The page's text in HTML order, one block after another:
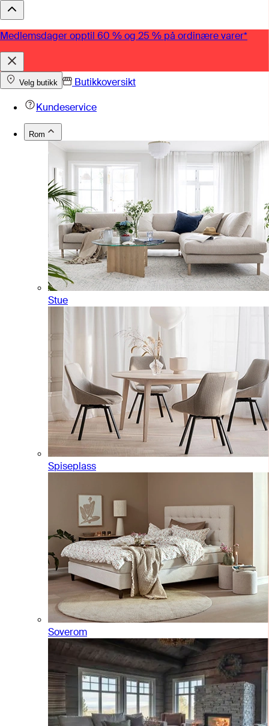
Medlemsdager opptil 60 % og 25 % på ordinære varer*
Velg butikk
Butikkoversikt
Kundeservice
Rom
Stue
Spiseplass
Soverom